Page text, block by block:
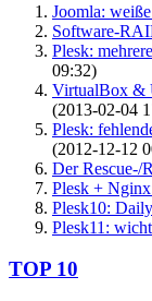
Joomla:
Software-
Plesk:
09:32)
VirtualBox &
(2013-02-04
Plesk:
(2012-12-12
Der Rescue-/
Plesk +
Plesk10:
Plesk11:
TOP 10